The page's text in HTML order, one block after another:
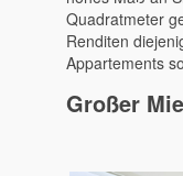
Quadratmeter
Renditen
Appartements
Großer